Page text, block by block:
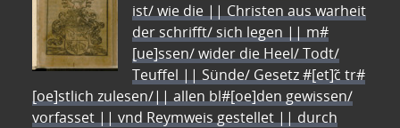
ist/ wie die || Christen aus warheit
der schrifft/ sich legen || m#
[ue]ssen/ wider die Heel/ Todt/
Teuffel || Sünde/ Gesetz #[et]c̃ tr#
[oe]stlich zulesen/|| allen bl#[oe]den gewissen/
vorfasset || vnd Reymweis gestellet || durch